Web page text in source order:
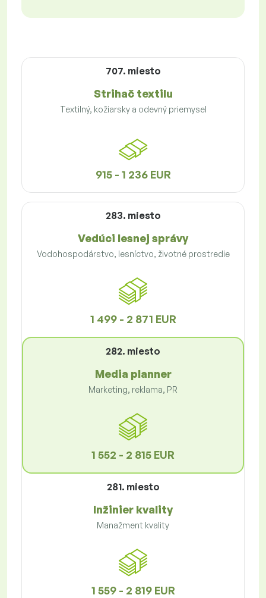
707. miesto
Strihač textilu
Textilný, kožiarsky a odevný priemysel
915 - 1 236 EUR
283. miesto
Vedúci lesnej správy
Vodohospodárstvo, lesníctvo, životné prostredie
1 499 - 2 871 EUR
282. miesto
Media planner
Marketing, reklama, PR
1 552 - 2 815 EUR
281. miesto
Inžinier kvality
Manažment kvality
1 559 - 2 819 EUR